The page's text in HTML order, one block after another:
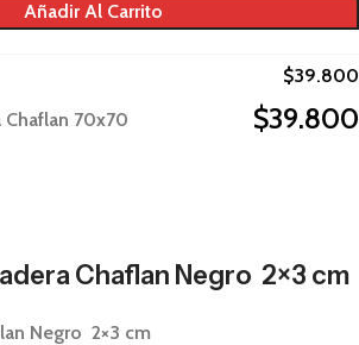
Añadir Al Carrito
$39.800
Chaflan 70x70
$39.800
Chaflan Negro 2×3 cm
Negro 2×3 cm